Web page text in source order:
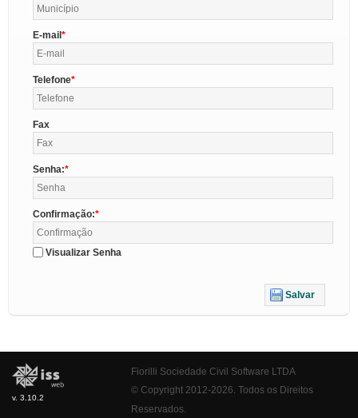
E-mail
Telefone
Fax
Senha:
Confirmação:
Visualizar Senha
Salvar
v. 3.10.2
Fiorilli Sociedade Civil Software LTDA
© Copyright 2012-2026. Todos os Direitos
Reservados.